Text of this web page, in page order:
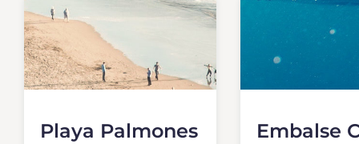
Playa Palmones
Embalse